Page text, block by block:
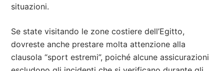
situazioni.
Se state visitando le zone costiere dell’Egitto,
dovreste anche prestare molta attenzione alla
clausola “sport estremi”, poiché alcune assicurazioni